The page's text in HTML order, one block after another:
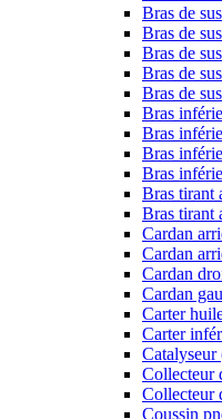
Bras de
Bras de
Bras de
Bras de
Bras de
Bras
Bras
Bras
Bras
Bras tirant
Bras tirant
Cardan
Cardan
Cardan
Cardan
Carter
Carter
Catalyseur
Collecteur
Collecteur
Coussin